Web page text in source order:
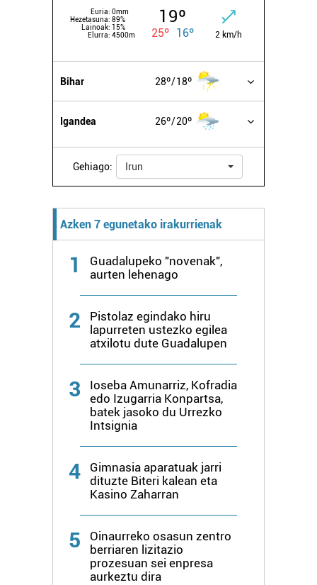
Euria: 0mm
Hezetasuna: 89%
Lainoak: 15%
Elurra: 4500m
19º
25º 16º 2 km/h
Bihar 28º 18º
Igandea 26º 20º
Gehiago: Irun
Azken 7 egunetako irakurrienak
1
Guadalupeko "novenak",
aurten lehenago
2
Pistolaz egindako hiru
lapurreten ustezko egilea
atxilotu dute Guadalupen
3
Ioseba Amunarriz, Kofradia
edo Izugarria Konpartsa,
batek jasoko du Urrezko
Intsignia
4
Gimnasia aparatuak jarri
dituzte Biteri kalean eta
Kasino Zaharran
5
Oinaurreko osasun zentro
berriaren lizitazio
prozesuan sei enpresa
aurkeztu dira